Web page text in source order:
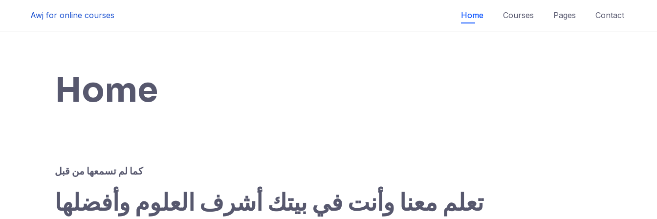
Awj for online courses Home Courses Pages Contact
Home
كما لم تسمعها من قبل
تعلم معنا وأنت في بيتك أشرف العلوم وأفضلها